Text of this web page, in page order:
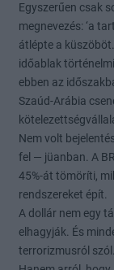
Egyszerűen csak
megnevezés: ‘a
átlépte a
időablak
ebben az
Szaúd-Arábia
Nem volt
fel — jüanban. A
45%-át tömöríti,
rendszereket épít.
A dollár nem egy
elhagyják. És
terrorizmusról